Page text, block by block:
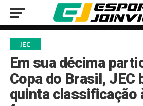
JEC
Em sua décima
Copa do Brasil, JEC
quinta classificação